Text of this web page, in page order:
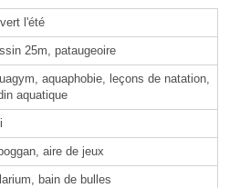
l'été
25m, pataugeoire
aquaphobie, leçons de natation,
aquatique
aire de jeux
bain de bulles